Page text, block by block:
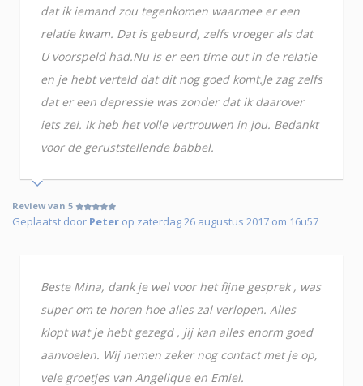
dat ik iemand zou tegenkomen waarmee er een
relatie kwam. Dat is gebeurd, zelfs vroeger als dat
U voorspeld had.Nu is er een time out in de relatie
en je hebt verteld dat dit nog goed komt.Je zag zelfs
dat er een depressie was zonder dat ik daarover
iets zei. Ik heb het volle vertrouwen in jou. Bedankt
voor de geruststellende babbel.
Review van 5
Geplaatst door Peter op zaterdag 26 augustus 2017 om 16u57
Beste Mina, dank je wel voor het fijne gesprek , was
super om te horen hoe alles zal verlopen. Alles
klopt wat je hebt gezegd , jij kan alles enorm goed
aanvoelen. Wij nemen zeker nog contact met je op,
vele groetjes van Angelique en Emiel.